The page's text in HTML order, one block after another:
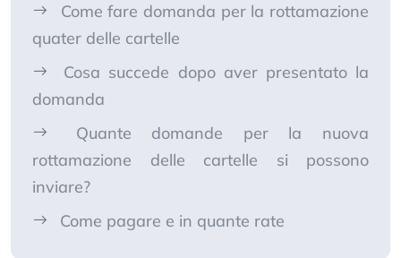
Come fare domanda per la rottamazione
quater delle cartelle
Cosa succede dopo aver presentato la
domanda
Quante domande per la nuova
rottamazione delle cartelle si possono
inviare?
Come pagare e in quante rate